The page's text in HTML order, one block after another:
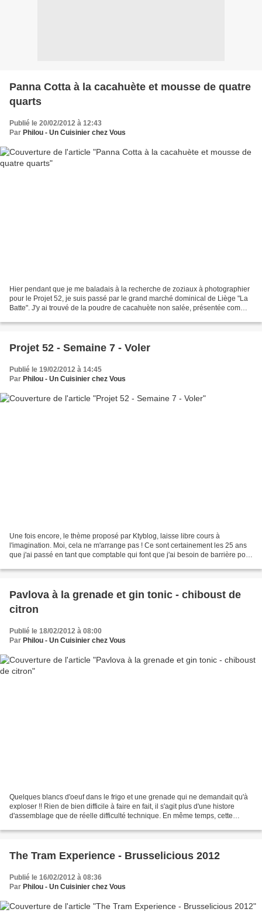
Panna Cotta à la cacahuète et mousse de quatre
quarts
Publié le 20/02/2012 à 12:43
Par Philou - Un Cuisinier chez Vous
Hier pendant que je me baladais à la recherche de zoziaux à photographier
pour le Projet 52, je suis passé par le grand marché dominical de Liège "La
Batte". J'y ai trouvé de la poudre de cacahuète non salée, présentée comme
Projet 52 - Semaine 7 - Voler
Publié le 19/02/2012 à 14:45
Par Philou - Un Cuisinier chez Vous
Une fois encore, le thème proposé par Ktyblog, laisse libre cours à
l'imagination. Moi, cela ne m'arrange pas ! Ce sont certainement les 25 ans
que j'ai passé en tant que comptable qui font que j'ai besoin de barrière pour
Pavlova à la grenade et gin tonic - chiboust de
citron
Publié le 18/02/2012 à 08:00
Par Philou - Un Cuisinier chez Vous
Quelques blancs d'oeuf dans le frigo et une grenade qui ne demandait qu'à
exploser !! Rien de bien difficile à faire en fait, il s'agit plus d'une histore
d'assemblage que de réelle difficulté technique. En même temps, cette
The Tram Experience - Brusselicious 2012
Publié le 16/02/2012 à 08:36
Par Philou - Un Cuisinier chez Vous